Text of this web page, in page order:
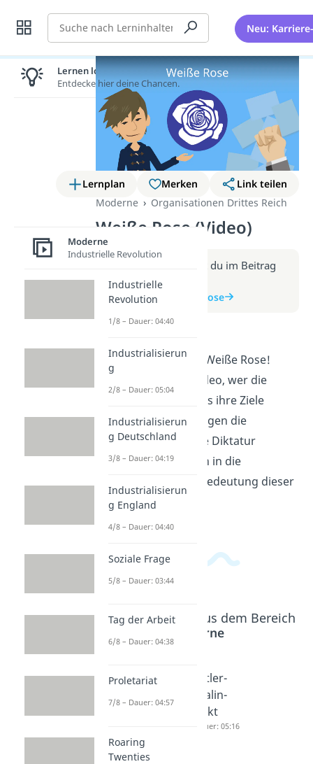
Suche Neu:
Lernplan Merken
Link teilen
Moderne
Organisationen Drittes Reich
Weiße Rose (Video)
Weitere Infos erhältst du im Beitrag
zum Video
zum Beitrag: Weiße Rose
Widerstandsgruppe Weiße Rose!
Erfahre in diesem Video, wer die
Mitglieder waren, was ihre Ziele
waren und wie sie gegen die
nationalsozialistische Diktatur
kämpften. Tauche ein in die
Geschichte und die Bedeutung dieser
mutigen Menschen.
Beliebte Inhalte aus dem Bereich
Moderne
Edelweiß
Dauer: 04:09
NS
Hitler-
Stalin-
Pakt
Dauer: 05:16
Lernen lohnt sich!
Entdecke hier deine Chancen.
Moderne
Industrielle Revolution
Industrielle
Revolution
1/8 – Dauer: 04:40
Industrialisierun
g
2/8 – Dauer: 05:04
Industrialisierun
g Deutschland
3/8 – Dauer: 04:19
Industrialisierun
g England
4/8 – Dauer: 04:40
Soziale Frage
5/8 – Dauer: 03:44
Tag der Arbeit
6/8 – Dauer: 04:38
Proletariat
7/8 – Dauer: 04:57
Roaring
Twenties